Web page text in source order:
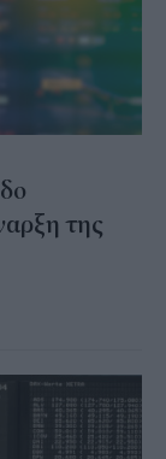
της